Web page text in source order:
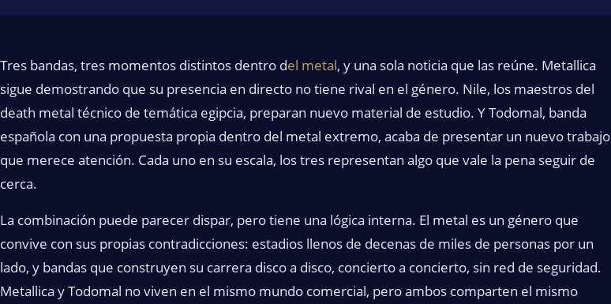
Tres bandas, tres momentos distintos dentro del metal, y una sola noticia que las reúne. Metallica
sigue demostrando que su presencia en directo no tiene rival en el género. Nile, los maestros del
death metal técnico de temática egipcia, preparan nuevo material de estudio. Y Todomal, banda
española con una propuesta propia dentro del metal extremo, acaba de presentar un nuevo trabajo
que merece atención. Cada uno en su escala, los tres representan algo que vale la pena seguir de
cerca.
La combinación puede parecer dispar, pero tiene una lógica interna. El metal es un género que
convive con sus propias contradicciones: estadios llenos de decenas de miles de personas por un
lado, y bandas que construyen su carrera disco a disco, concierto a concierto, sin red de seguridad.
Metallica y Todomal no viven en el mismo mundo comercial, pero ambos comparten el mismo